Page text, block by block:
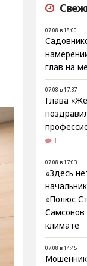
07.08 в 18:00
глав на
07.08 в 17:37
Глава
1
07.08 в 17:03
«Здесь
«Полюс
климате
07.08 в 14:45